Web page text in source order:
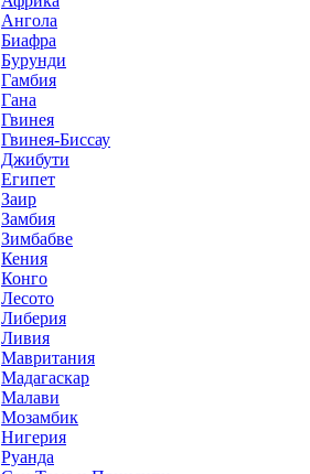
Ангола
Биафра
Бурунди
Гамбия
Гана
Гвинея
Гвинея-Биссау
Джибути
Египет
Заир
Замбия
Зимбабве
Кения
Конго
Лесото
Либерия
Ливия
Мавритания
Мадагаскар
Малави
Мозамбик
Нигерия
Руанда